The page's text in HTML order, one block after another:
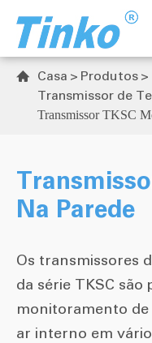
 Casa
Produtos
Transmissor de
Transmissor TKSC
Na Parede
Os transmissores
da série TKSC são
monitoramento
ar interno em